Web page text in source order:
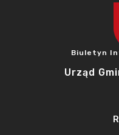
Biuletyn
Urząd